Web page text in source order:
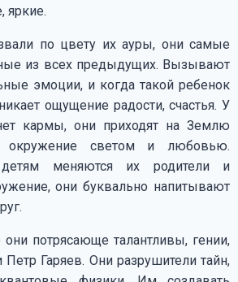
яркие.
по цвету их ауры, они самые
из всех предыдущих. Вызывают
эмоции, и когда такой ребенок
ощущение радости, счастья. У
кармы, они приходят на Землю
окружение светом и любовью.
детям меняются их родители и
они буквально напитывают
они потрясающе талантливы, гении,
Петр Гаряев. Они разрушители тайн,